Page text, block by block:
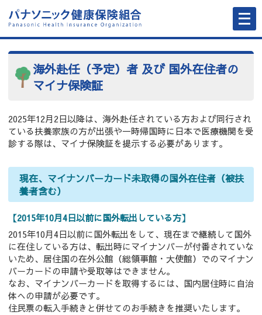
メ
ニ
ュ
ー
開
く
海外赴任（予定）者 及び 国外在住者の
マイナ保険証
2025年12月2日以降は、海外赴任されている方および同行され
ている扶養家族の方が出張や一時帰国時に日本で医療機関を受
診する際は、マイナ保険証を提示する必要があります。
現在、マイナンバーカード未取得の国外在住者（被扶
養者含む）
【2015年10月4日以前に国外転出している方】
2015年10月4日以前に国外転出をして、現在まで継続して国外
に在住している方は、転出時にマイナンバーが付番されていな
いため、居住国の在外公館（総領事館・大使館）でのマイナン
バーカードの申請や受取等はできません。
なお、マイナンバーカードを取得するには、国内居住時に自治
体への申請が必要です。
住民票の転入手続きと併せてのお手続きを推奨いたします。